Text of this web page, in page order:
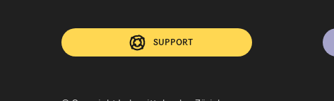
SUPPORT